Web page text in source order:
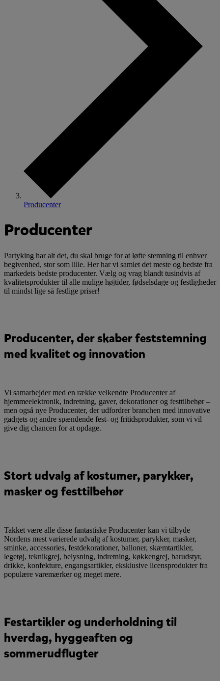
Producenter
Producenter
Partyking har alt det, du skal bruge for at løfte stemning til enhver
begivenhed, stor som lille. Her har vi samlet det meste og bedste fra
markedets bedste producenter. Vælg og vrag blandt tusindvis af
kvalitetsprodukter til alle mulige højtider, fødselsdage og festligheder
til mindst lige så festlige priser!
Producenter, der skaber feststemning
med kvalitet og innovation
Vi samarbejder med en række velkendte Producenter af
hjemmeelektronik, indretning, gaver, dekorationer og festtilbehør –
men også nye Producenter, der udfordrer branchen med innovative
gadgets og andre spændende fest- og fritidsprodukter, som vi vil
give dig chancen for at opdage.
Stort udvalg af kostumer, parykker,
masker og festtilbehør
Takket være alle disse fantastiske Producenter kan vi tilbyde
Nordens mest varierede udvalg af kostumer, parykker, masker,
sminke, accessories, festdekorationer, balloner, skæmtartikler,
legetøj, teknikgrej, belysning, indretning, køkkengrej, barudstyr,
drikke, konfekture, engangsartikler, eksklusive licensprodukter fra
populære varemærker og meget mere.
Festartikler og underholdning til
hverdag, hyggeaften og
sommerudflugter